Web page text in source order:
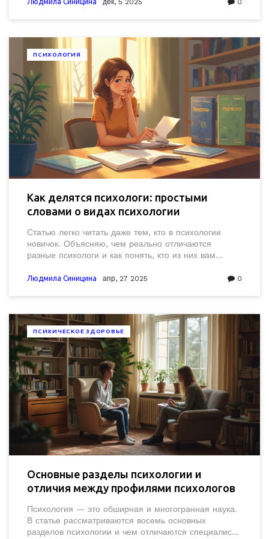
Людмила Синицина дек, 5 2025 0
ПСИХОЛОГИЯ
Как делятся психологи: простыми
словами о видах психологии
Статью легко читать даже тем, кто в психологии
новичок. Объясняю, чем реально отличаются
разные психологи и как понять, кто из них вам
где можно столкнуться с психологом, и даю
Людмила Синицина апр, 27 2025 0
ПСИХИЧЕСКОЕ ЗДОРОВЬЕ
Основные разделы психологии и
отличия между профилями психологов
Психология — это обширная и многогранная наука.
В статье рассматриваются восемь основных
разделов психологии и чем отличаются специалисты